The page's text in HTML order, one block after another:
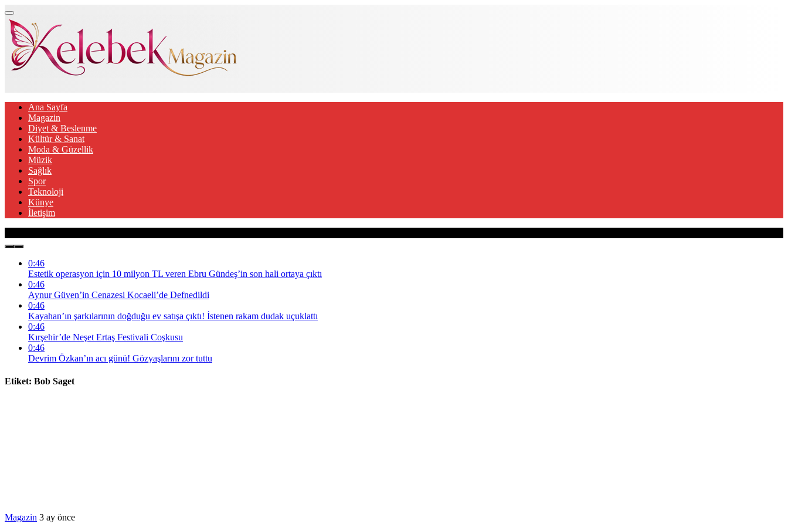
Ana Sayfa
Magazin
Diyet & Beslenme
Kültür & Sanat
Moda & Güzellik
Müzik
Sağlık
Spor
Teknoloji
Künye
İletişim
0:46
Estetik operasyon için 10 milyon TL veren Ebru Gündeş’in son hali ortaya çıktı
0:46
Aynur Güven’in Cenazesi Kocaeli’de Defnedildi
0:46
Kayahan’ın şarkılarının doğduğu ev satışa çıktı! İstenen rakam dudak uçuklattı
0:46
Kırşehir’de Neşet Ertaş Festivali Coşkusu
0:46
Devrim Özkan’ın acı günü! Gözyaşlarını zor tuttu
Etiket: Bob Saget
Magazin 3 ay önce